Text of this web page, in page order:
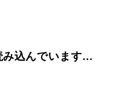
み込んでいます...